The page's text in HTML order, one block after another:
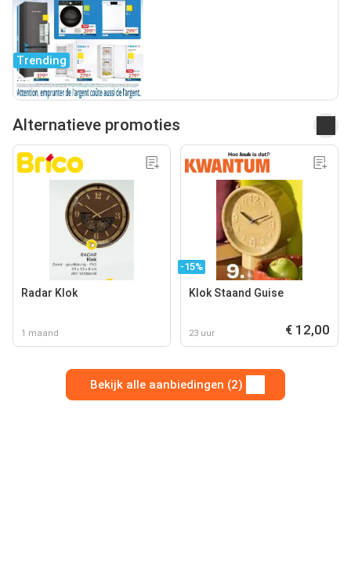
Trending
Alternatieve promoties
Radar Klok
1 maand
-15%
Klok Staand Guise
23 uur € 12,00
Bekijk alle aanbiedingen (2)